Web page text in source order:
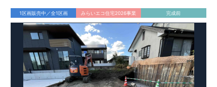
1区画販売中／全1区画 みらいエコ住宅2026事業 完成前